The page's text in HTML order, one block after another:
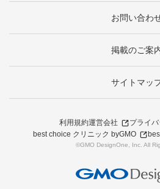
お問い合わ
掲載のご案
サイトマッ
利用規約運営会社
プライ
best choice クリニック byGMO
©GMO DesignOne, Inc. All